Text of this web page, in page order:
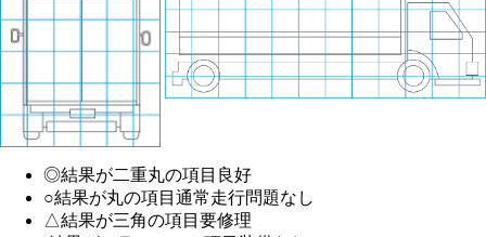
◎結果が二重丸の項目 良好
○結果が丸の項目 通常走行問題なし
△結果が三角の項目 要修理